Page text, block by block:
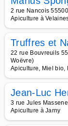
2 rue Nancois
Apiculture à
Truffres et
22 rue Bouvreuils
Woëvre)
Apiculture, Miel bio,
Jean-Luc
3 rue Jules
Apiculture à Jarny